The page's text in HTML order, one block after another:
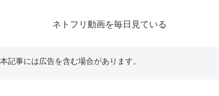
ネトフリ動画を毎日見ている
本記事には広告を含む場合があります。